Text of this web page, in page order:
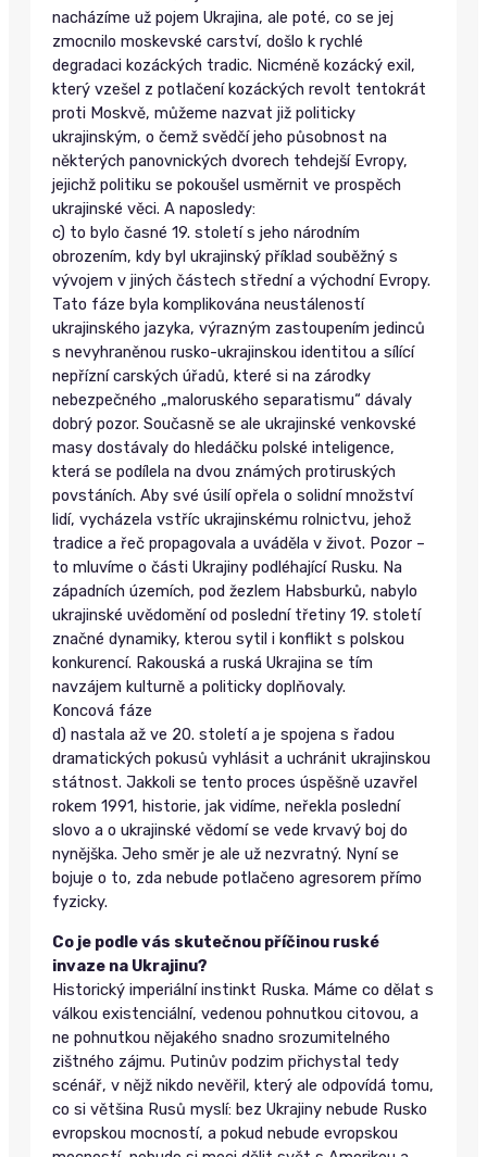
nacházíme už pojem Ukrajina, ale poté, co se jej
zmocnilo moskevské carství, došlo k rychlé
degradaci kozáckých tradic. Nicméně kozácký exil,
který vzešel z potlačení kozáckých revolt tentokrát
proti Moskvě, můžeme nazvat již politicky
ukrajinským, o čemž svědčí jeho působnost na
některých panovnických dvorech tehdejší Evropy,
jejichž politiku se pokoušel usměrnit ve prospěch
ukrajinské věci. A naposledy:
c) to bylo časné 19. století s jeho národním
obrozením, kdy byl ukrajinský příklad souběžný s
vývojem v jiných částech střední a východní Evropy.
Tato fáze byla komplikována neustáleností
ukrajinského jazyka, výrazným zastoupením jedinců
s nevyhraněnou rusko-ukrajinskou identitou a sílící
nepřízní carských úřadů, které si na zárodky
nebezpečného „maloruského separatismu“ dávaly
dobrý pozor. Současně se ale ukrajinské venkovské
masy dostávaly do hledáčku polské inteligence,
která se podílela na dvou známých protiruských
povstáních. Aby své úsilí opřela o solidní množství
lidí, vycházela vstříc ukrajinskému rolnictvu, jehož
tradice a řeč propagovala a uváděla v život. Pozor –
to mluvíme o části Ukrajiny podléhající Rusku. Na
západních územích, pod žezlem Habsburků, nabylo
ukrajinské uvědomění od poslední třetiny 19. století
značné dynamiky, kterou sytil i konflikt s polskou
konkurencí. Rakouská a ruská Ukrajina se tím
navzájem kulturně a politicky doplňovaly.
Koncová fáze
d) nastala až ve 20. století a je spojena s řadou
dramatických pokusů vyhlásit a uchránit ukrajinskou
státnost. Jakkoli se tento proces úspěšně uzavřel
rokem 1991, historie, jak vidíme, neřekla poslední
slovo a o ukrajinské vědomí se vede krvavý boj do
nynějška. Jeho směr je ale už nezvratný. Nyní se
bojuje o to, zda nebude potlačeno agresorem přímo
fyzicky.
Co je podle vás skutečnou příčinou ruské
invaze na Ukrajinu?
Historický imperiální instinkt Ruska. Máme co dělat s
válkou existenciální, vedenou pohnutkou citovou, a
ne pohnutkou nějakého snadno srozumitelného
zištného zájmu. Putinův podzim přichystal tedy
scénář, v nějž nikdo nevěřil, který ale odpovídá tomu,
co si většina Rusů myslí: bez Ukrajiny nebude Rusko
evropskou mocností, a pokud nebude evropskou